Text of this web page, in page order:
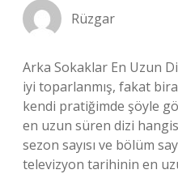
Rüzgar
Arka Sokaklar En Uzun
iyi toparlanmış, fakat
kendi pratiğimde şöyle
en uzun süren dizi
sezon sayısı ve bölüm
televizyon tarihinin en